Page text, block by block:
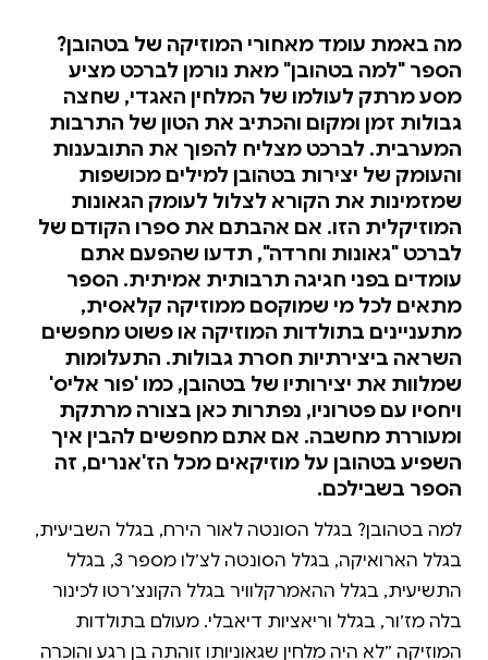
מה באמת עומד מאחורי המוזיקה של בטהובן?
הספר "למה בטהובן" מאת נורמן לברכט מציע
מסע מרתק לעולמו של המלחין האגדי, שחצה
גבולות זמן ומקום והכתיב את הטון של התרבות
המערבית. לברכט מצליח להפוך את התובענות
והעומק של יצירות בטהובן למילים מכושפות
שמזמינות את הקורא לצלול לעומק הגאונות
המוזיקלית הזו. אם אהבתם את ספרו הקודם של
לברכט "גאונות וחרדה", תדעו שהפעם אתם
עומדים בפני חגיגה תרבותית אמיתית. הספר
מתאים לכל מי שמוקסם ממוזיקה קלאסית,
מתעניינים בתולדות המוזיקה או פשוט מחפשים
השראה ביצירתיות חסרת גבולות. התעלומות
שמלוות את יצירותיו של בטהובן, כמו 'פור אליס'
ויחסיו עם פטרוניו, נפתרות כאן בצורה מרתקת
ומעוררת מחשבה. אם אתם מחפשים להבין איך
השפיע בטהובן על מוזיקאים מכל הז'אנרים, זה
הספר בשבילכם.
למה בטהובן? בגלל הסונטה לאור הירח, בגלל השביעית,
בגלל הארואיקה, בגלל הסונטה לצ׳לו מספר 3, בגלל
התשיעית, בגלל ההאמרקלוויר בגלל הקונצ׳רטו לכינור
בלה מז׳ור, בגלל וריאציות דיאבלי. מעולם בתולדות
המוזיקה ״לא היה מלחין שגאוניותו זוהתה בן רגע והוכרה